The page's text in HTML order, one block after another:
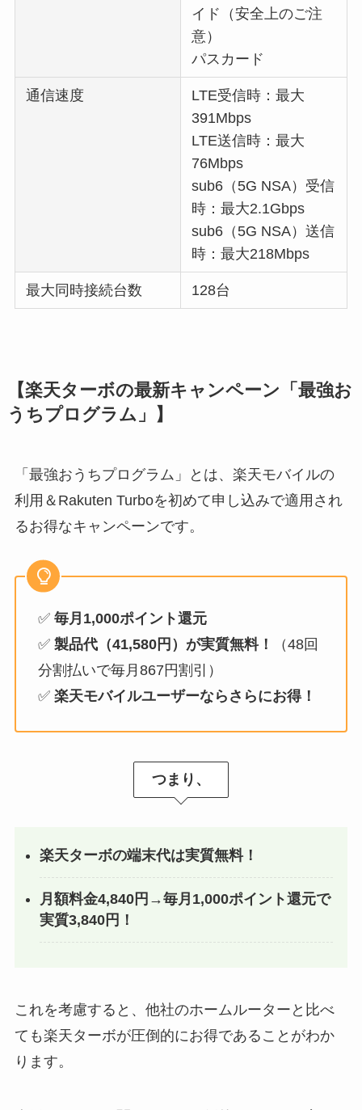
イド（安全上のご注
意）
パスカード
通信速度
LTE受信時：最大
391Mbps
LTE送信時：最大
76Mbps
sub6（5G NSA）受信
時：最大2.1Gbps
sub6（5G NSA）送信
時：最大218Mbps
最大同時接続台数 128台
【楽天ターボの最新キャンペーン「最強お
うちプログラム」】
「最強おうちプログラム」とは、楽天モバイルの
利用＆Rakuten Turboを初めて申し込みで適用され
るお得なキャンペーンです。
✅ 毎月1,000ポイント還元
✅ 製品代（41,580円）が実質無料！
（48回
分割払いで毎月867円割引）
✅ 楽天モバイルユーザーならさらにお得！
つまり、
楽天ターボの端末代は実質無料！
月額料金4,840円→毎月1,000ポイント還元で
実質3,840円！
これを考慮すると、他社のホームルーターと比べ
ても楽天ターボが圧倒的にお得であることがわか
ります。